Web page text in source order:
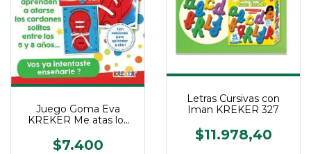
Juego Goma Eva
KREKER Me atas los
$7.400
Letras Cursivas con
Iman KREKER 327
$11.978,40